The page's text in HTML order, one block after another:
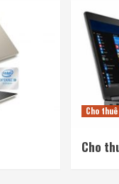
Cho
Cho